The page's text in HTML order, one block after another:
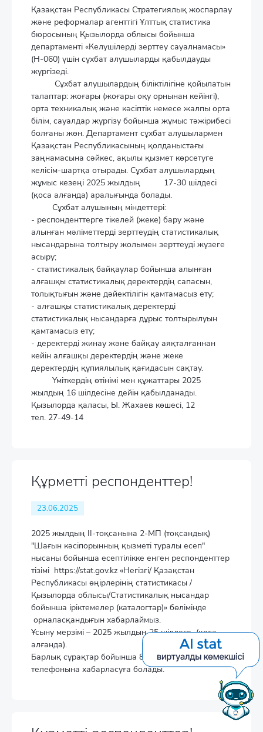
Қазақстан Республикасы Стратегиялық жоспарлау
және реформалар агенттігі Ұлттық статистика
бюросының Қызылорда облысы бойынша
департаменті «Келушілерді зерттеу сауалнамасы»
(Н-060) үшін сұхбат алушыларды қабылдауды
жүргізеді.
Сұхбат алушылардың біліктілігіне қойылатын
талаптар: жоғары (жоғары оқу орнынан кейінгі),
орта техникалық және кәсіптік немесе жалпы орта
білім, сауалдар жүргізу бойынша жұмыс тәжірибесі
болғаны жөн. Департамент сұхбат алушылармен
Қазақстан Республикасының қолданыстағы
заңнамасына сәйкес, ақылы қызмет көрсетуге
келісім-шартқа отырады. Сұхбат алушылардың
жұмыс кезеңі 2025 жылдың 17-30 шілдесі
(қоса алғанда) аралығында болады.
Сұхбат алушының міндеттері:
- респонденттерге тікелей (жеке) бару және
алынған мәліметтерді зерттеудің статистикалық
нысандарына толтыру жолымен зерттеуді жүзеге
асыру;
- статистикалық байқаулар бойынша алынған
алғашқы статистикалық деректердің сапасын,
толықтығын және дәйектілігін қамтамасыз ету;
- алғашқы статистикалық деректерді
статистикалық нысандарға дұрыс толтырылуын
қамтамасыз ету;
- деректерді жинау және байқау аяқталғаннан
кейін алғашқы деректердің және жеке
деректердің құпиялылық қағидасын сақтау.
Үміткердің өтінімі мен құжаттары 2025
жылдың 16 шілдесіне дейін қабылданады.
Қызылорда қаласы, Ы. Жахаев көшесі, 12
тел. 27-49-14
Құрметті респонденттер!
23.06.2025
2025 жылдың II-тоқсанына 2-МП (тоқсандық)
"Шағын кәсіпорынның қызметі туралы есеп"
нысаны бойынша есептілікке енген респонденттер
тізімі https://stat.gov.kz «Негізгі/ Қазақстан
Республикасы өңірлерінің статистикасы /
Қызылорда облысы/Статистикалық нысандар
бойынша іріктемелер (каталогтар)» бөлімінде
орналасқандығын хабарлаймыз.
Ұсыну мерзімі – 2025 жылдың 25 шілдеге (қоса
алғанда).
Барлық сұрақтар бойынша 8(7242) 27-43-93
телефонына хабарласуға болады.